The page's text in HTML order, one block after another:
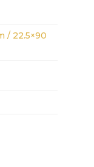
/ 22.5×90